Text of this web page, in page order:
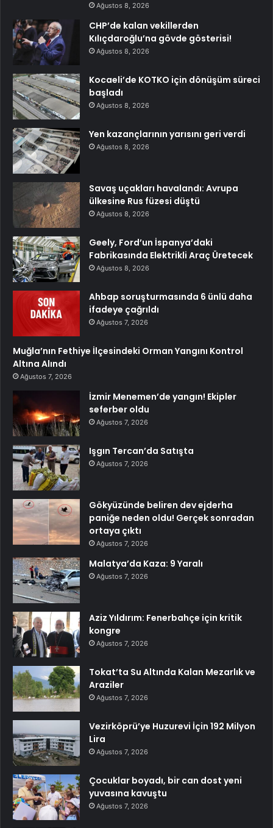
Ağustos 8, 2026
CHP’de kalan vekillerden
Kılıçdaroğlu’na gövde gösterisi!
Ağustos 8, 2026
Kocaeli’de KOTKO için dönüşüm süreci
başladı
Ağustos 8, 2026
Yen kazançlarının yarısını geri verdi
Ağustos 8, 2026
Savaş uçakları havalandı: Avrupa
ülkesine Rus füzesi düştü
Ağustos 8, 2026
Geely, Ford’un İspanya’daki
Fabrikasında Elektrikli Araç Üretecek
Ağustos 8, 2026
Ahbap soruşturmasında 6 ünlü daha
ifadeye çağrıldı
Ağustos 7, 2026
Muğla’nın Fethiye İlçesindeki Orman Yangını Kontrol
Altına Alındı
Ağustos 7, 2026
İzmir Menemen’de yangın! Ekipler
seferber oldu
Ağustos 7, 2026
Işgın Tercan’da Satışta
Ağustos 7, 2026
Gökyüzünde beliren dev ejderha
paniğe neden oldu! Gerçek sonradan
ortaya çıktı
Ağustos 7, 2026
Malatya’da Kaza: 9 Yaralı
Ağustos 7, 2026
Aziz Yıldırım: Fenerbahçe için kritik
kongre
Ağustos 7, 2026
Tokat’ta Su Altında Kalan Mezarlık ve
Araziler
Ağustos 7, 2026
Vezirköprü’ye Huzurevi İçin 192 Milyon
Lira
Ağustos 7, 2026
Çocuklar boyadı, bir can dost yeni
yuvasına kavuştu
Ağustos 7, 2026